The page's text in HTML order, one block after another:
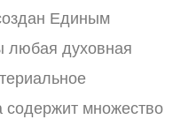
Единым
любая духовная
множество